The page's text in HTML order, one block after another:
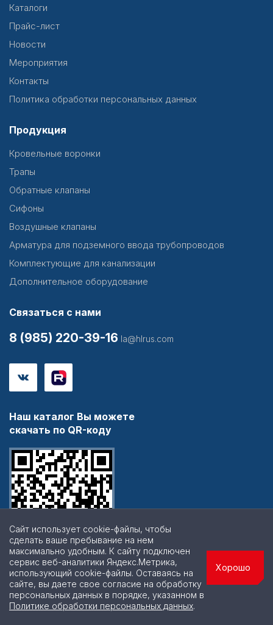
Каталоги
Прайс-лист
Новости
Мероприятия
Контакты
Политика обработки персональных данных
Продукция
Кровельные воронки
Трапы
Обратные клапаны
Сифоны
Воздушные клапаны
Арматура для подземного ввода трубопроводов
Комплектующие для канализации
Дополнительное оборудование
Связаться с нами
8 (985) 220-39-16 la@hlrus.com
Наш каталог Вы можете
скачать по QR-коду
© 2026 | Все права защищены
Сайт использует cookie-файлы, чтобы
сделать ваше пребывание на нем
максимально удобным. К cайту подключен
сервис веб-аналитики Яндекс.Метрика,
использующий cookie-файлы. Оставаясь на
сайте, вы даете свое согласие на обработку
персональных данных в порядке, указанном в
Политике обработки персональных данных.
Хорошо